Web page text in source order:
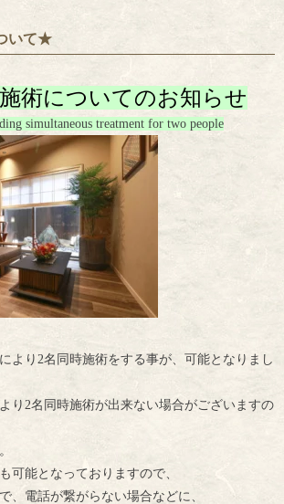
いて★
術についてのお知らせ
simultaneous treatment for two people
より2名同時施術をする事が、可能となりまし
り2名同時施術が出来ない場合がございますの
可能となっておりますので、
、電話が繋がらない場合などに、